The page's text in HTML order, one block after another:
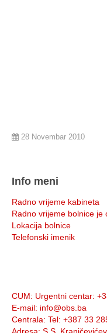
28 Novembar 2010
Info meni
Radno vrijeme kabineta
Radno vrijeme bolnice je
Lokacija bolnice
Telefonski imenik
CUM: Urgentni centar:
E-mail: info@obs.ba
Centrala: Tel: +387 33